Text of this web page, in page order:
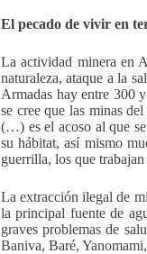
El pecado de vivir en
La actividad minera en
naturaleza, ataque a la
Armadas hay entre 300
se cree que las minas
(…) es el acoso al que se
su hábitat, así mismo
guerrilla, los que
La extracción ilegal de
la principal fuente de
graves problemas de
Baniva, Baré,